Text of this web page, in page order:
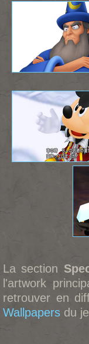
La section
l'artwork
retrouver en
Wallpapers du